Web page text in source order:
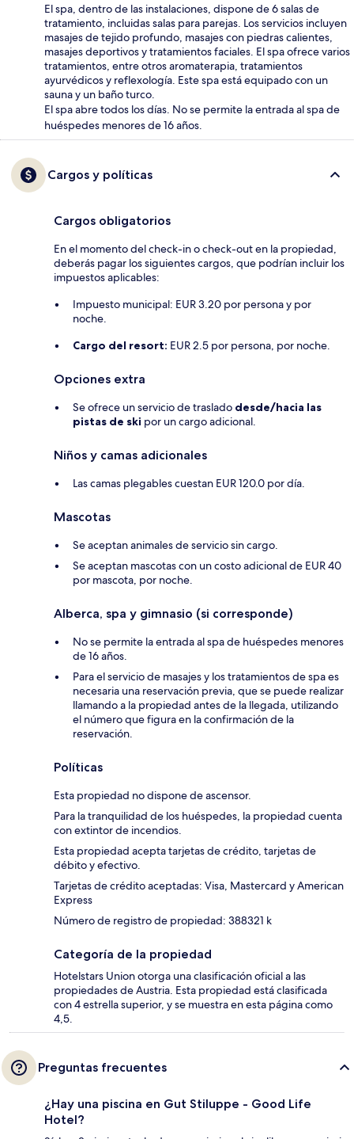
El spa, dentro de las instalaciones, dispone de 6 salas de
tratamiento, incluidas salas para parejas. Los servicios incluyen
masajes de tejido profundo, masajes con piedras calientes,
masajes deportivos y tratamientos faciales. El spa ofrece varios
tratamientos, entre otros aromaterapia, tratamientos
ayurvédicos y reflexología. Este spa está equipado con un
sauna y un baño turco.
El spa abre todos los días. No se permite la entrada al spa de
huéspedes menores de 16 años.
Cargos y políticas
Cargos obligatorios
En el momento del check-in o check-out en la propiedad,
deberás pagar los siguientes cargos, que podrían incluir los
impuestos aplicables:
Impuesto municipal: EUR 3.20 por persona y por
noche.
Cargo del resort: EUR 2.5 por persona, por noche.
Opciones extra
Se ofrece un servicio de traslado desde/hacia las
pistas de ski por un cargo adicional.
Niños y camas adicionales
Las camas plegables cuestan EUR 120.0 por día.
Mascotas
Se aceptan animales de servicio sin cargo.
Se aceptan mascotas con un costo adicional de EUR 40
por mascota, por noche.
Alberca, spa y gimnasio (si corresponde)
No se permite la entrada al spa de huéspedes menores
de 16 años.
Para el servicio de masajes y los tratamientos de spa es
necesaria una reservación previa, que se puede realizar
llamando a la propiedad antes de la llegada, utilizando
el número que figura en la confirmación de la
reservación.
Políticas
Esta propiedad no dispone de ascensor.
Para la tranquilidad de los huéspedes, la propiedad cuenta
con extintor de incendios.
Esta propiedad acepta tarjetas de crédito, tarjetas de
débito y efectivo.
Tarjetas de crédito aceptadas: Visa, Mastercard y American
Express
Número de registro de propiedad: 388321 k
Categoría de la propiedad
Hotelstars Union otorga una clasificación oficial a las
propiedades de Austria. Esta propiedad está clasificada
con 4 estrella superior, y se muestra en esta página como
4,5.
Preguntas frecuentes
¿Hay una piscina en Gut Stiluppe - Good Life
Hotel?